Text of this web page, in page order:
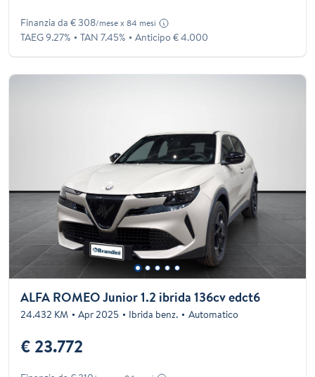
Finanzia da € 308/mese x 84 mesi
TAEG 9.27% TAN 7.45% Anticipo € 4.000
ALFA ROMEO Junior 1.2 ibrida 136cv edct6
24.432 KM Apr 2025 Ibrida benz. Automatico
€ 23.772